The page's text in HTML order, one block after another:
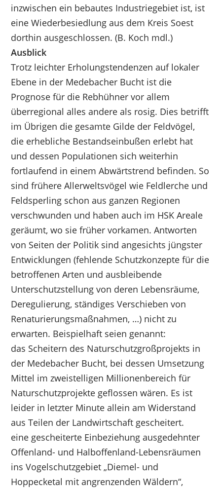
inzwischen ein bebautes Industriegebiet ist, ist
eine Wiederbesiedlung aus dem Kreis Soest
dorthin ausgeschlossen. (B. Koch mdl.)
Ausblick
Trotz leichter Erholungstendenzen auf lokaler
Ebene in der Medebacher Bucht ist die
Prognose für die Rebhühner vor allem
überregional alles andere als rosig. Dies betrifft
im Übrigen die gesamte Gilde der Feldvögel,
die erhebliche Bestandseinbußen erlebt hat
und dessen Populationen sich weiterhin
fortlaufend in einem Abwärtstrend befinden. So
sind frühere Allerweltsvögel wie Feldlerche und
Feldsperling schon aus ganzen Regionen
verschwunden und haben auch im HSK Areale
geräumt, wo sie früher vorkamen. Antworten
von Seiten der Politik sind angesichts jüngster
Entwicklungen (fehlende Schutzkonzepte für die
betroffenen Arten und ausbleibende
Unterschutzstellung von deren Lebensräume,
Deregulierung, ständiges Verschieben von
Renaturierungsmaßnahmen, …) nicht zu
erwarten. Beispielhaft seien genannt:
das Scheitern des Naturschutzgroßprojekts in
der Medebacher Bucht, bei dessen Umsetzung
Mittel im zweistelligen Millionenbereich für
Naturschutzprojekte geflossen wären. Es ist
leider in letzter Minute allein am Widerstand
aus Teilen der Landwirtschaft gescheitert.
eine gescheiterte Einbeziehung ausgedehnter
Offenland- und Halboffenland-Lebensräumen
ins Vogelschutzgebiet „Diemel- und
Hoppecketal mit angrenzenden Wäldern“,